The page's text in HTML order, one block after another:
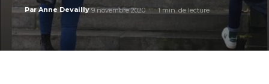
Par Anne Devailly 9 novembre 2020 1min. de lecture